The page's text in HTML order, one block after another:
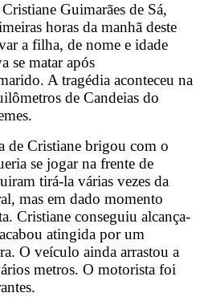
Guimarães de Sá,
horas da manhã deste
a filha, de nome e idade
se matar após
A tragédia aconteceu na
de Candeias do
de Cristiane brigou com o
se jogar na frente de
tirá-la várias vezes da
mas em dado momento
Cristiane conseguiu alcança-
atingida por um
O veículo ainda arrastou a
metros. O motorista foi